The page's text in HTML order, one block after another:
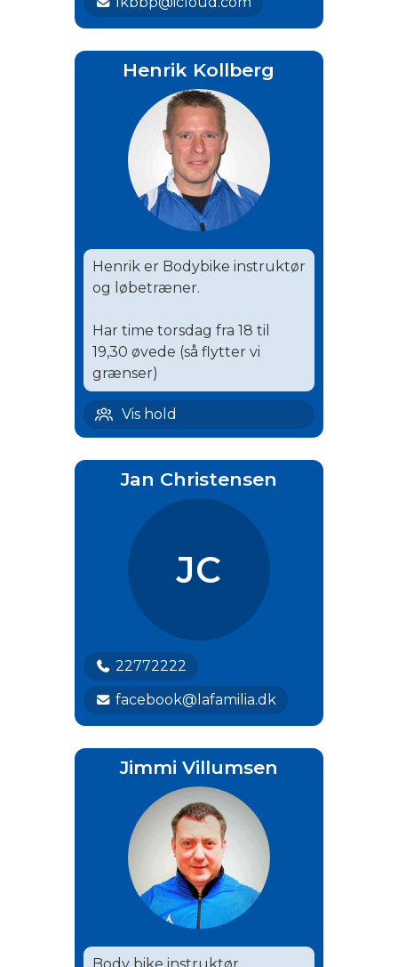
Henrik Kollberg
Henrik er Bodybike instruktør
og løbetræner.
Har time torsdag fra 18 til
19,30 øvede (så flytter vi
grænser)
Vis hold
Hårlev løb | 10
Jan Christensen
JC
22772222
facebook@lafamilia.dk
Jimmi Villumsen